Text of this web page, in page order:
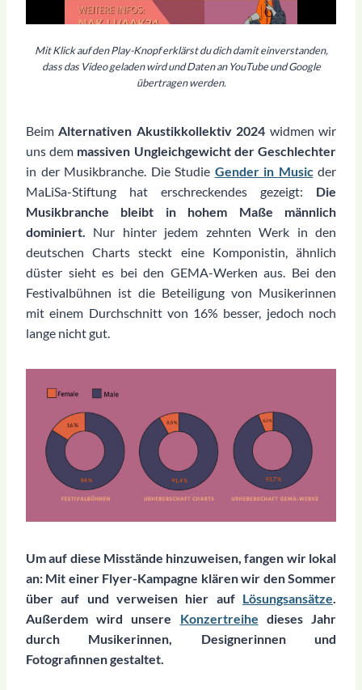
Mit Klick auf den Play-Knopf erklärst du dich damit einverstanden,
dass das Video geladen wird und Daten an YouTube und Google
übertragen werden.
Beim Alternativen Akustikkollektiv 2024 widmen wir
uns dem massiven Ungleichgewicht der Geschlechter
in der Musikbranche. Die Studie Gender in Music der
MaLiSa-Stiftung hat erschreckendes gezeigt: Die
Musikbranche bleibt in hohem Maße männlich
dominiert.
Nur hinter jedem zehnten Werk in den
deutschen Charts steckt eine Komponistin, ähnlich
düster sieht es bei den GEMA-Werken aus. Bei den
Festivalbühnen ist die Beteiligung von Musikerinnen
mit einem Durchschnitt von 16% besser, jedoch noch
lange nicht gut.
Um auf diese Misstände hinzuweisen, fangen wir lokal
an: Mit einer Flyer-Kampagne klären wir den Sommer
über auf und verweisen hier auf Lösungsansätze
Außerdem wird unsere Konzertreihe dieses Jahr
durch Musikerinnen, Designerinnen und
Fotografinnen gestaltet.